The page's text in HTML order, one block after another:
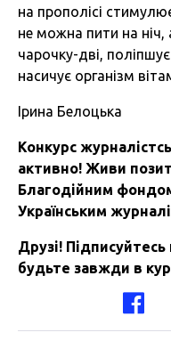
на прополісі
не можна пити на
чарочку-дві,
насичує організм
Ірина Белоцька
Конкурс
активно! Живи
Благодійним
Українським
Друзі!
будьте завжди в